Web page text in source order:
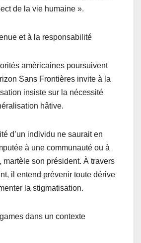
de la vie humaine ».
et à la responsabilité
américaines poursuivent
Sans Frontières invite à la
insiste sur la nécessité
hâtive.
d’un individu ne saurait en
à une communauté ou à
martèle son président. À travers
il entend prévenir toute dérive
la stigmatisation.
dans un contexte